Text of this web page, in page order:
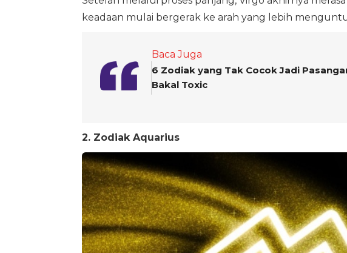
keadaan mulai bergerak ke arah yang lebih
Baca Juga
6 Zodiak yang Tak Cocok Jadi
Bakal Toxic
2. Zodiak Aquarius